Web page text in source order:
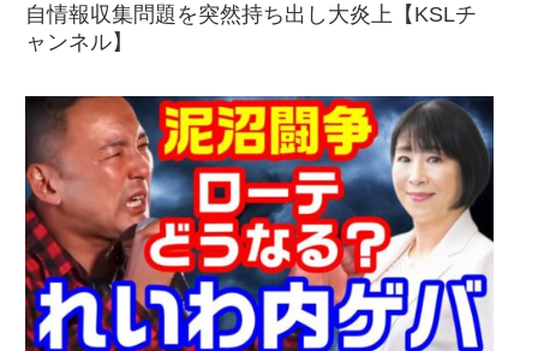
自情報収集問題を突然持ち出し大炎上【KSLチ
ャンネル】